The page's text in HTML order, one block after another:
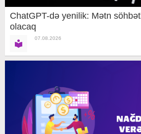
ChatGPT-də yenilik: Mətn
olacaq
07.08.2026